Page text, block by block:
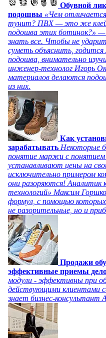
Обувной
подошвы «Чем
тунит? ПВХ — это же
подошва этих ботинок?» —
знать все. Чтобы не
суметь объяснить,
подошва, внимательно
инженер-технолог Игорь
материалов делаются
из них.
Как
зарабатывать Некоторые
понятие маржи с понятием
устанавливают цены на
исключительно примером
они разоряются! Аналитик
технологий» Максим
формул, с помощью
не разорительные, но и
Продажи
эффективные приемы
модули - эффективны при
действующими клиентами
знает бизнес-консультант